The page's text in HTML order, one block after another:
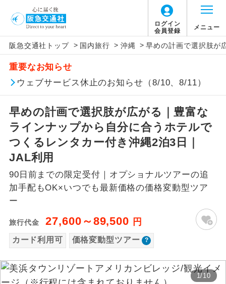
ログイン
会員登録
メニュー
阪急交通社トップ > 国内旅行 > 沖縄 > 早めの計画で選択肢が
重要なお知らせ
ウェブサービス休止のお知らせ（8/10、8/11）
早めの計画で選択肢が広がる｜豊富な
ラインナップから自分に合うホテルで
つくるレンタカー付き沖縄2泊3日｜
JAL利用
90日前までの限定受付｜オプショナルツアーの追
加手配もOK×いつでも最新価格の価格変動型ツア
ー
旅行代金 27,600～89,500 円
カード利用可 価格変動型ツアー
1/10
アイコン 説明
添乗員同行
往路出発空港（駅）から復路到着空港
（駅）まで同行します。
現地添乗員同
行
現地到着空港（駅）から最終日出発空港
（駅）まで添乗員が同行します。
バスガイド乗
務
バスガイドが乗務し、車内での観光案内
新コース 初登場のコースです。
ユネスコに登録されている文化遺産や自
然遺産を訪ねるコースです。
絶景 絶景スポットに立ち寄るコースです。
温泉 温泉地にも宿泊するコースです。
「価格変動型ツアー」に関するご案内
価格変動型ツアーとは
賃」を利用したツアーです。
お申し込み時期・ご利用便の空席状況に
よって料金が変動いたします。
以下の注意事項をあらかじめご了承いただき
ますようお願いいたします。
お支払いについて
お支払いは、クレジットカード決済のみとな
ります。
お申し込みの最後にクレジットカード決済を
していただき、決済手続き完了をもちまし